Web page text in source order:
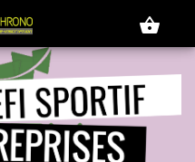
shopping_basket